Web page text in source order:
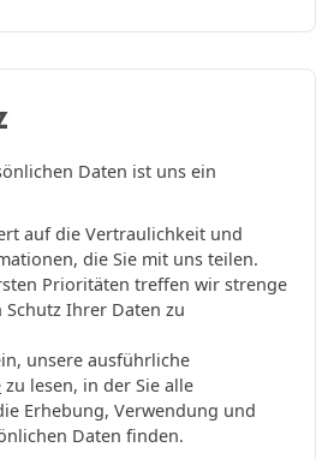
Daten ist uns ein
auf die Vertraulichkeit und
die Sie mit uns teilen.
Prioritäten treffen wir strenge
Ihrer Daten zu
unsere ausführliche
zu lesen, in der Sie alle
Erhebung, Verwendung und
Daten finden.